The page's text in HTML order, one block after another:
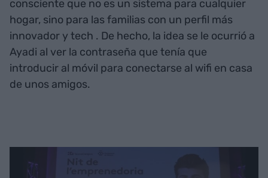
consciente que no es un sistema para cualquier
hogar, sino para las familias con un perfil más
innovador y tech . De hecho, la idea se le ocurrió a
Ayadi al ver la contraseña que tenía que
introducir al móvil para conectarse al wifi en casa
de unos amigos.